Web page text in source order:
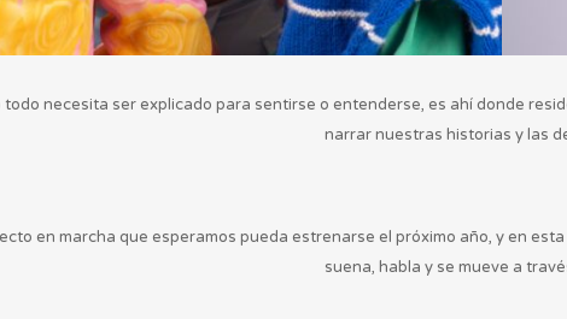
todo necesita ser explicado para sentirse o entenderse, es ahí donde
narrar nuestras historias y las
en marcha que esperamos pueda estrenarse el próximo año, y en
suena, habla y se mueve a